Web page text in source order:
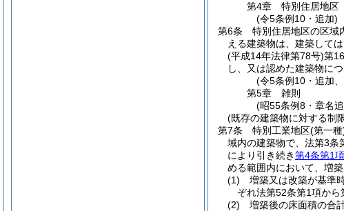
第4章
特別住居地区
(令5条例10・追加)
第6条
特別住居地区の区域
える建築物は、建築しては
(平成14年法律第78号)第
し、又は認めた建築物に
(令5条例10・追加
第5章
雑則
(昭55条例8・章名
(既存の建築物に対する制
第7条
特別工業地区(第一種
域内の建築物で、法第3条
により引き続き第4条第1項
める範囲内において、増
(1)
増築又は改築が基準
ぞれ法第52条第1項から
(2)
増築後の床面積の合